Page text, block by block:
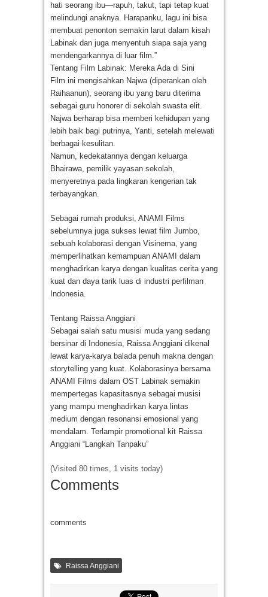
hati seorang ibu—rapuh, takut, tapi tetap kuat
melindungi anaknya. Harapanku, lagu ini bisa
membuat penonton semakin larut dalam kisah
Labinak dan juga menyentuh siapa saja yang
mendengarkannya di luar film.”
Tentang Film Labinak: Mereka Ada di Sini
Film ini mengisahkan Najwa (diperankan oleh
Raihaanun), seorang ibu yang baru diterima
sebagai guru honorer di sekolah swasta elit.
Najwa berharap bisa memberi kehidupan yang
lebih baik bagi putrinya, Yanti, setelah melewati
berbagai kesulitan.
Namun, kedekatannya dengan keluarga
Bhairawa, pemilik yayasan sekolah,
menyeretnya pada lingkaran kengerian tak
terbayangkan.
Sebagai rumah produksi, ANAMI Films
sebelumnya juga sukses lewat film Jumbo,
sebuah kolaborasi dengan Visinema, yang
memperlihatkan kemampuan ANAMI dalam
menghadirkan karya dengan kualitas cerita yang
kuat dan daya tarik luas di industri perfilman
Indonesia.
Tentang Raissa Anggiani
Sebagai salah satu musisi muda yang sedang
bersinar di Indonesia, Raissa Anggiani dikenal
lewat karya-karya balada penuh makna dengan
storytelling yang kuat. Kolaborasinya bersama
ANAMI Films dalam OST Labinak semakin
mempertegas kapasitasnya sebagai musisi
yang mampu menghadirkan karya lintas
medium dengan resonansi emosional yang
mendalam. Terlampir promotional kit Raissa
Anggiani “Langkah Tanpaku”
(Visited 80 times, 1 visits today)
Comments
comments
Raissa Anggiani